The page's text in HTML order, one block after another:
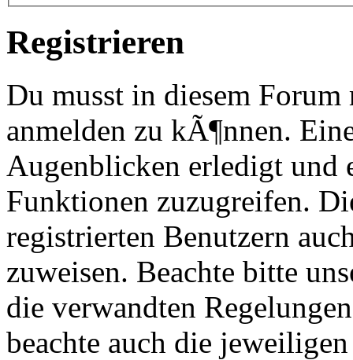
Registrieren
Du musst in diesem
anmelden zu kÃ¶nnen.
Augenblicken erledigt und
Funktionen zuzugreifen.
registrierten Benutzern
zuweisen. Beachte bitte
die verwandten
beachte auch die